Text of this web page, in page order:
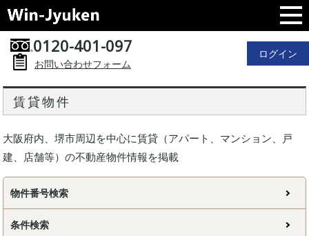
0120-401-097
お問い合わせフォーム
ログイン
賃貸物件
大阪府内、堺市周辺を中心に賃貸（アパート、マンション、戸
建、店舗等）の不動産物件情報を掲載
物件番号検索
条件検索